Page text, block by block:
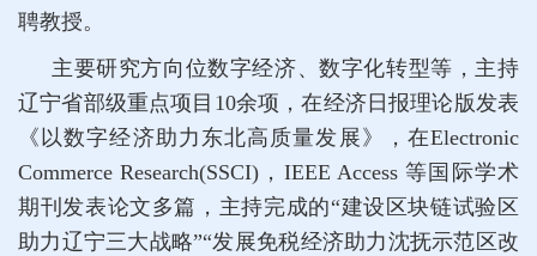
聘教授。
主要研究方向位数字经济、数字化转型等，主持
辽宁省部级重点项目10余项，在经济日报理论版发表
《以数字经济助力东北高质量发展》，在Electronic
Commerce Research(SSCI)，IEEE Access 等国际学术
期刊发表论文多篇，主持完成的“建设区块链试验区
助力辽宁三大战略”“发展免税经济助力沈抚示范区改